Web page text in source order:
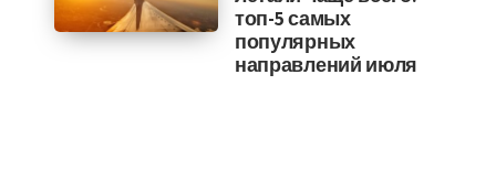
топ-5 самых
популярных
направлений июля